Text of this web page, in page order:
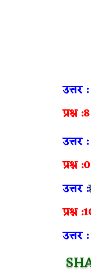
उत्तर :
प्रश्न :8
उत्तर :
प्रश्न
उत्तर :
प्रश्न
उत्तर :